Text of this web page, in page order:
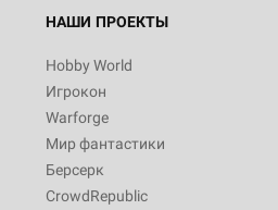
НАШИ ПРОЕКТЫ
Hobby World
Игрокон
Warforge
Мир фантастики
Берсерк
CrowdRepublic